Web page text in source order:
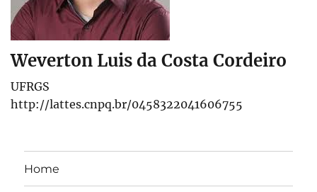
Weverton Luis da Costa Cordeiro
UFRGS
http://lattes.cnpq.br/0458322041606755
Home